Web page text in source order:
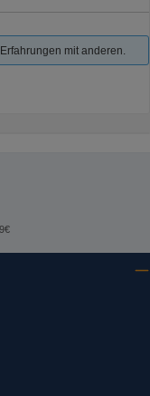
mit anderen.